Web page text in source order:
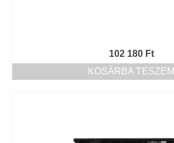
102 180 Ft
KOSÁRBA TESZEM